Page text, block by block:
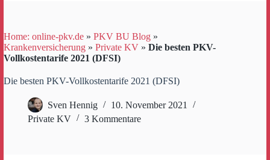
Home: online-pkv.de » PKV BU Blog »
Krankenversicherung » Private KV » Die besten PKV-
Vollkostentarife 2021 (DFSI)
Die besten PKV-Vollkostentarife 2021 (DFSI)
Sven Hennig
10. November 2021
Private KV
3 Kommentare